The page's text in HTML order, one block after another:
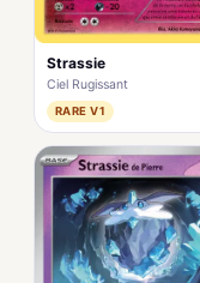
Strassie
Ciel Rugissant
RARE V1